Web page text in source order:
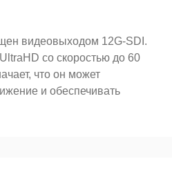
видеовыходом 12G-SDI.
со скоростью до 60
что он может
и обеспечивать